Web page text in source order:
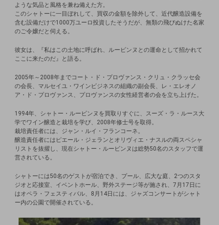
ような気品と風格を兼ね備えた方。
このシャトーに一目ぼれして、買収の金額を除外して、近代醸造設備を
含む設備だけで1000万ユーロ投資したそうだが、無類の飛びぬけた名家
のご令嬢だと伺える。
彼女は、『私はこの土地に呼ばれ、ルービンヌとの運命として招かれて
ここに来たのだ』と語る。
​2005年～2008年までコート・ド・プロヴァンス・クリュ・クラッセ会
の会長、マルセイユ・ワインビジネスの組織の副会長、レ・エレオノ
ア・ド・プロヴァンス、プロヴァンスの女性経営者の会を立ち上げた。
1994年、シャトー・ルービンヌを買取りすぐに、スーズ・ラ・ルース大
学でワイン醸造と栽培を学び、2008年修士号を取得。
栽培責任者には、ジャン・ルイ・フランコーネ。
醸造責任者にはピエール・ジェランとオリヴィエ・ナスルの両スペシャ
リストを抜擢し、現在シャトー・ルービンヌは総勢50名のスタッフで運
営されている。
シャトーには50名のゲストが宿泊でき、プール、広大な庭、2つのスタ
ジオと応接室、イベントホール、野外ステージ等が施され、7月17日に
はオペラ・フェスティバル、8月14日には、ジャズコンサートがシャト
ー内の公園で開催されている。